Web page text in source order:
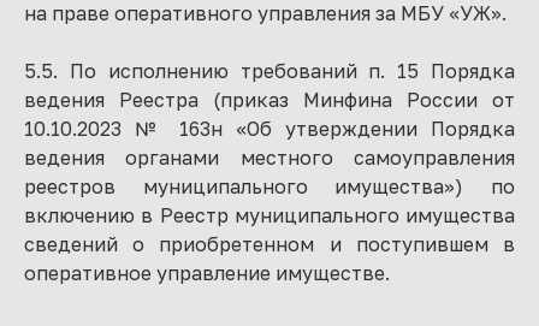
на праве оперативного управления за МБУ «УЖ».
5.5. По исполнению требований п. 15 Порядка
ведения Реестра (приказ Минфина России от
10.10.2023 № 163н «Об утверждении Порядка
ведения органами местного самоуправления
реестров муниципального имущества») по
включению в Реестр муниципального имущества
сведений о приобретенном и поступившем в
оперативное управление имуществе.